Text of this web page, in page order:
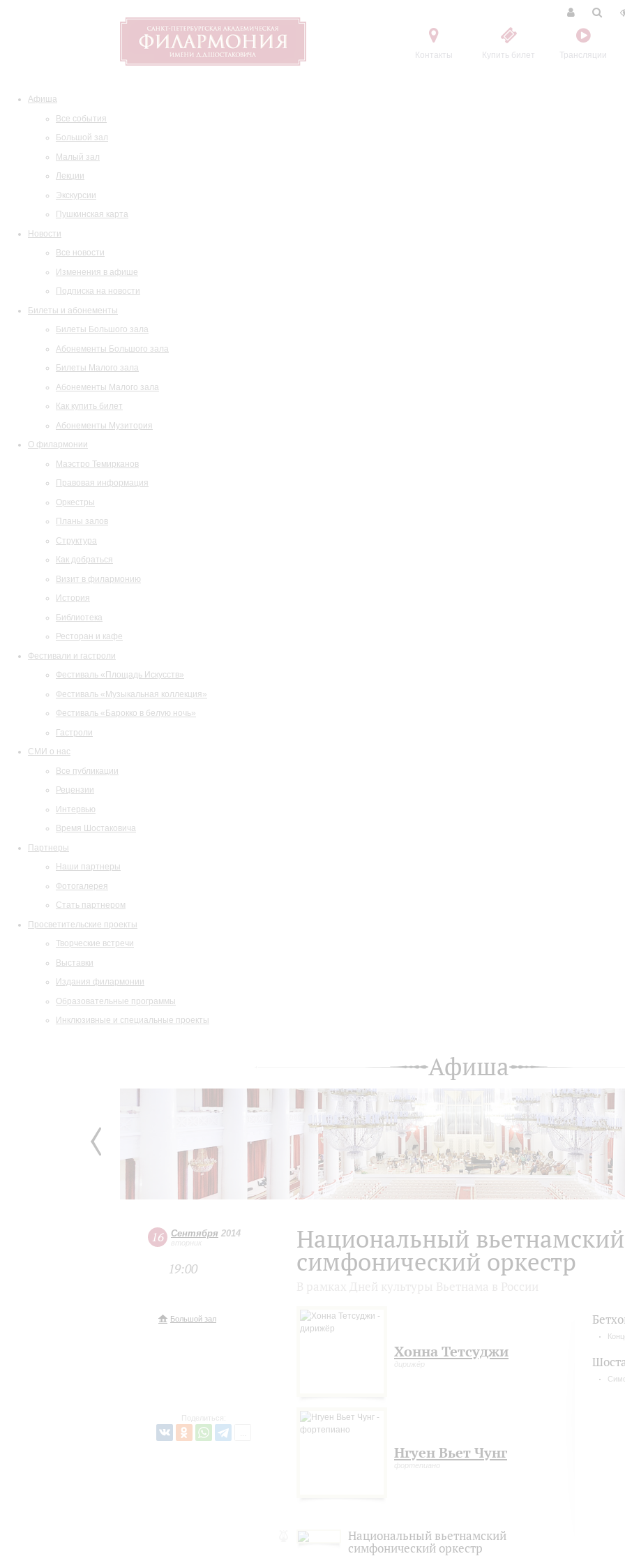
Контакты Купить билет Трансляции
Афиша
Все события
Большой зал
Малый зал
Лекции
Экскурсии
Пушкинская карта
Новости
Все новости
Изменения в афише
Подписка на новости
Билеты и абонементы
Билеты Большого зала
Абонементы Большого зала
Билеты Малого зала
Абонементы Малого зала
Как купить билет
Абонементы Музитория
О филармонии
Маэстро Темирканов
Правовая информация
Оркестры
Планы залов
Структура
Как добраться
Визит в филармонию
История
Библиотека
Ресторан и кафе
Фестивали и гастроли
Фестиваль «Площадь Искусств»
Фестиваль «Музыкальная коллекция»
Фестиваль «Барокко в белую ночь»
Гастроли
СМИ о нас
Все публикации
Рецензии
Интервью
Время Шостаковича
Партнеры
Наши партнеры
Фотогалерея
Стать партнером
Просветительские проекты
Творческие встречи
Выставки
Издания филармонии
Образовательные программы
Инклюзивные и специальные проекты
Афиша
16 Сентября 2014
вторник
19:00
Большой зал
Поделиться:
Национальный вьетнамский
симфонический оркестр
Хонна Тетсуджи
дирижёр
Нгуен Вьет Чунг
фортепиано
Национальный вьетнамский
симфонический оркестр